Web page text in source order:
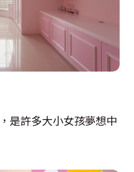
是許多大小女孩夢想中